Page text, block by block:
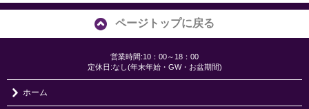
ページトップに戻る
営業時間:10：00～18：00
定休日:なし(年末年始・GW・お盆期間)
ホーム